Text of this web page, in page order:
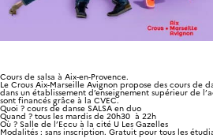
Cours de salsa à Aix-en-Provence.
Le Crous Aix-Marseille Avignon propose des cours de
dans un établissement d’enseignement supérieur de
sont financés grâce à la CVEC.
Quoi ? cours de danse SALSA en duo
Quand ? tous les mardis de 20h30 à 22h
Où ? Salle de l’Eccu à la cité U Les Gazelles
Modalités : sans inscription. Gratuit pour tous les